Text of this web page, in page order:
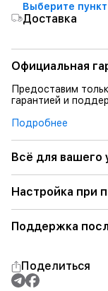
Выберите
Доставка
Официальная
Предоставим
гарантией и
Подробнее
Всё для вашего
Настройка при
Поддержка
Поделиться